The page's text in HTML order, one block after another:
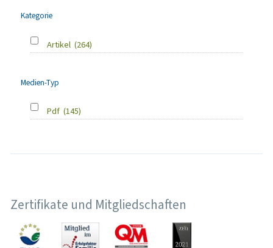
Kategorie
Artikel (264)
Medien-Typ
Pdf (145)
Zertifikate und Mitgliedschaften